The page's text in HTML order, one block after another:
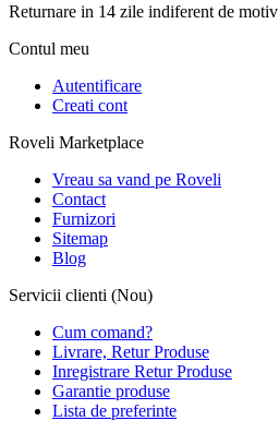
Returnare in 14 zile indiferent de motiv
Contul meu
Autentificare
Creati cont
Roveli Marketplace
Vreau sa vand pe Roveli
Contact
Furnizori
Sitemap
Blog
Servicii clienti (Nou)
Cum comand?
Livrare, Retur Produse
Inregistrare Retur Produse
Garantie produse
Lista de preferinte